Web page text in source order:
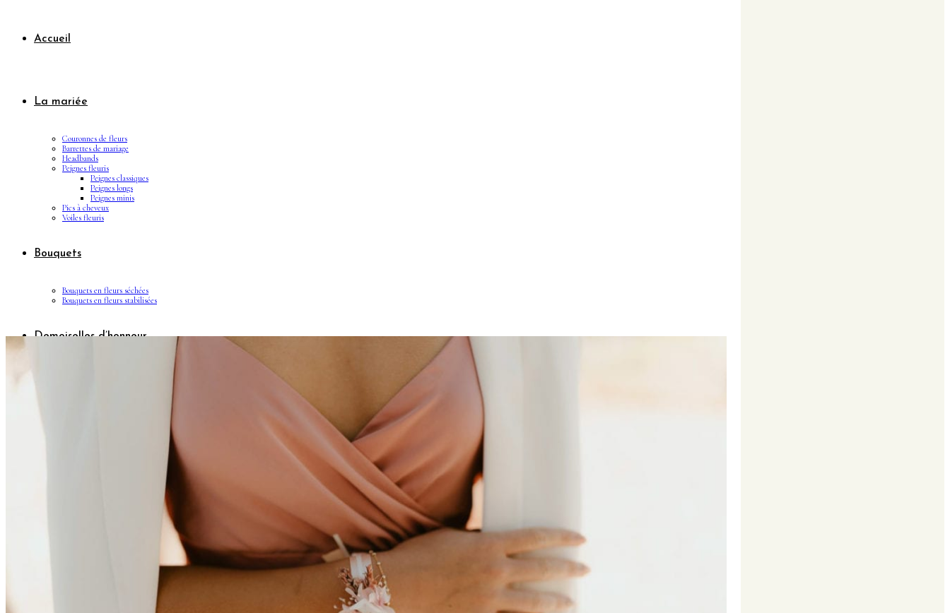
Accueil
La mariée
Couronnes de fleurs
Barrettes de mariage
Headbands
Peignes fleuris
Peignes classiques
Peignes longs
Peignes minis
Pics à cheveux
Voiles fleuris
Bouquets
Bouquets en fleurs séchées
Bouquets en fleurs stabilisées
Demoiselles d’honneur